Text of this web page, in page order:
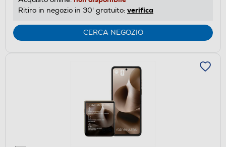
Ritiro in negozio in 30' gratuito: verifica
CERCA NEGOZIO